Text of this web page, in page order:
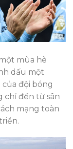
mùa hè
dấu một
đội bóng
chỉ đến từ sân
mạng toàn